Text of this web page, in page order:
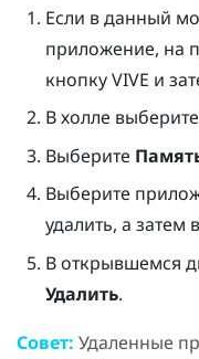
Если в данный
приложение, на
кнопкуVIVE и
Вхолле выберите
Выберите
Выберите
удалить, а затем
В открывшемся
Удалить.
Совет: Удаленные